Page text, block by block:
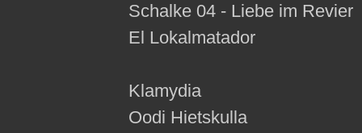
Schalke 04 - Liebe im Revier
El Lokalmatador
Klamydia
Oodi Hietskulla